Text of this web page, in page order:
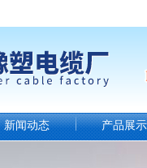
新闻动态 产品展示